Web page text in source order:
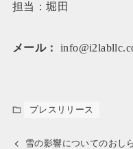
担当：堀田
メール：
プレスリリース
雪の影響についてのおし